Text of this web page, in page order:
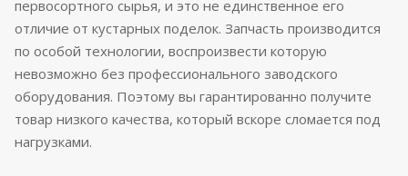
первосортного сырья, и это не единственное его
отличие от кустарных поделок. Запчасть производится
по особой технологии, воспроизвести которую
невозможно без профессионального заводского
оборудования. Поэтому вы гарантированно получите
товар низкого качества, который вскоре сломается под
нагрузками.